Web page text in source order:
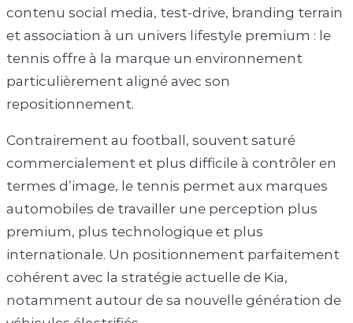
contenu social media, test-drive, branding terrain
et association à un univers lifestyle premium : le
tennis offre à la marque un environnement
particulièrement aligné avec son
repositionnement.
Contrairement au football, souvent saturé
commercialement et plus difficile à contrôler en
termes d’image, le tennis permet aux marques
automobiles de travailler une perception plus
premium, plus technologique et plus
internationale. Un positionnement parfaitement
cohérent avec la stratégie actuelle de Kia,
notamment autour de sa nouvelle génération de